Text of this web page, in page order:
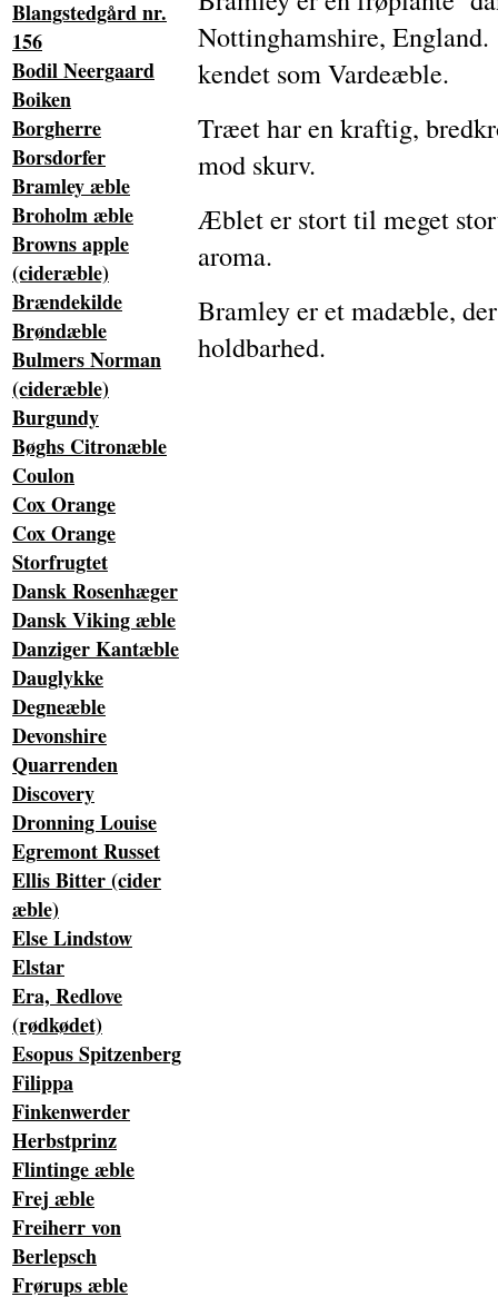
Blangstedgård nr.
156
Bodil Neergaard
Boiken
Borgherre
Borsdorfer
Bramley æble
Broholm æble
Browns apple
(cideræble)
Brændekilde
Brøndæble
Bulmers Norman
(cideræble)
Burgundy
Bøghs Citronæble
Coulon
Cox Orange
Cox Orange
Storfrugtet
Dansk Rosenhæger
Dansk Viking æble
Danziger Kantæble
Dauglykke
Degneæble
Devonshire
Quarrenden
Discovery
Dronning Louise
Egremont Russet
Ellis Bitter (cider
æble)
Else Lindstow
Elstar
Era, Redlove
(rødkødet)
Esopus Spitzenberg
Filippa
Finkenwerder
Herbstprinz
Flintinge æble
Frej æble
Freiherr von
Berlepsch
Frørups æble
Nottinghamshire,
kendet som Vardeæble.
Træet har en kraftig,
mod skurv.
Æblet er stort til meget
aroma.
Bramley er et madæble,
holdbarhed.